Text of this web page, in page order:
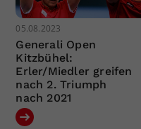
05.08.2023
Generali Open
Kitzbühel:
Erler/Miedler greifen
nach 2. Triumph
nach 2021